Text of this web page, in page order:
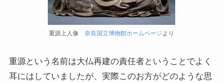
ドストエフスキーゆかりの地を巡る旅
ドストエフスキー、妻と歩んだ運命の旅～狂気と愛
の西欧旅行
重源上人像 奈良国立博物館ホームページ より
重源という名前は大仏再建の責任者ということでよく
耳にはしていましたが、実際このお方がどのような思